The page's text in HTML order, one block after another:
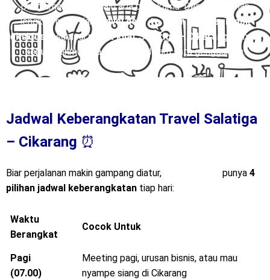
pengiriman yang selalu ada buat kamu. Dengan layanan
lengkap mulai dari
travel door to door,
charter mobil
eksklusif
, sampaipaket kilat Salatiga – Cikarang , semua
kebutuhanmu bisa terpenuhi dalam satu genggaman.
Jadwal Keberangkatan Travel Salatiga
– Cikarang ⏰
Biar perjalanan makin gampang diatur, punya 4
pilihan jadwal keberangkatan tiap hari:
Waktu
Berangkat
Cocok Untuk
Pagi
(07.00)
Meeting pagi, urusan bisnis, atau mau
nyampe siang di Cikarang